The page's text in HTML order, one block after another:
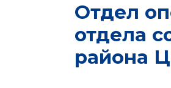
Отдел
отдела
района